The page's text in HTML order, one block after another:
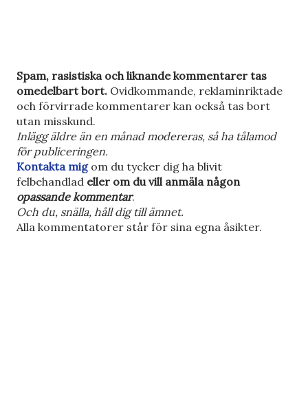
S
k
i
c
k
a
e
n
k
o
m
Spam, rasistiska och liknande kommentarer tas
omedelbart bort. Ovidkommande, reklaminriktade
och förvirrade kommentarer kan också tas bort
utan misskund.
Inlägg äldre än en månad modereras, så ha tålamod
för publiceringen.
Kontakta migom du tycker dig ha blivit
felbehandlad eller om du vill anmäla någon
opassande kommentar.
Och du, snälla, håll dig till ämnet.
Alla kommentatorer står för sina egna åsikter.